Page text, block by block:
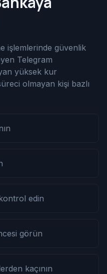
işlemlerinde güvenlik
Telegram
yüksek kur
olmayan kişi bazlı
edin
görün
kaçının